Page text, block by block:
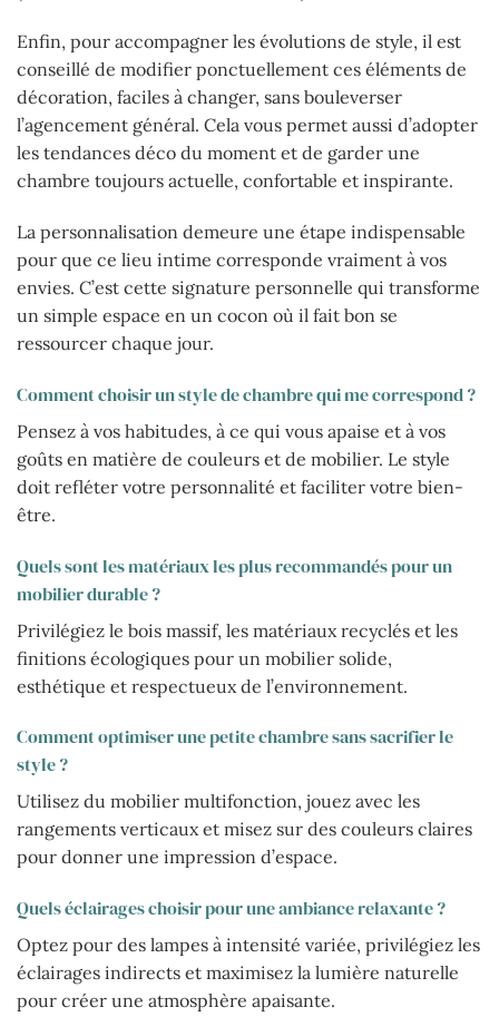
Enfin, pour accompagner les évolutions de style, il est
conseillé de modifier ponctuellement ces éléments de
décoration, faciles à changer, sans bouleverser
l’agencement général. Cela vous permet aussi d’adopter
les tendances déco du moment et de garder une
chambre toujours actuelle, confortable et inspirante.
La personnalisation demeure une étape indispensable
pour que ce lieu intime corresponde vraiment à vos
envies. C’est cette signature personnelle qui transforme
un simple espace en un cocon où il fait bon se
ressourcer chaque jour.
Comment choisir un style de chambre qui me correspond ?
Pensez à vos habitudes, à ce qui vous apaise et à vos
goûts en matière de couleurs et de mobilier. Le style
doit refléter votre personnalité et faciliter votre bien-
être.
Quels sont les matériaux les plus recommandés pour un
mobilier durable ?
Privilégiez le bois massif, les matériaux recyclés et les
finitions écologiques pour un mobilier solide,
esthétique et respectueux de l’environnement.
Comment optimiser une petite chambre sans sacrifier le
style ?
Utilisez du mobilier multifonction, jouez avec les
rangements verticaux et misez sur des couleurs claires
pour donner une impression d’espace.
Quels éclairages choisir pour une ambiance relaxante ?
Optez pour des lampes à intensité variée, privilégiez les
éclairages indirects et maximisez la lumière naturelle
pour créer une atmosphère apaisante.